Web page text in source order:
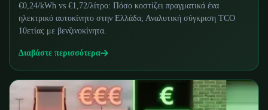
€0,24/kWh vs €1,72/λίτρο: Πόσο κοστίζει πραγματικά ένα
ηλεκτρικό αυτοκίνητο στην Ελλάδα; Αναλυτική σύγκριση TCO
10ετίας με βενζινοκίνητα.
Διαβάστε περισσότερα